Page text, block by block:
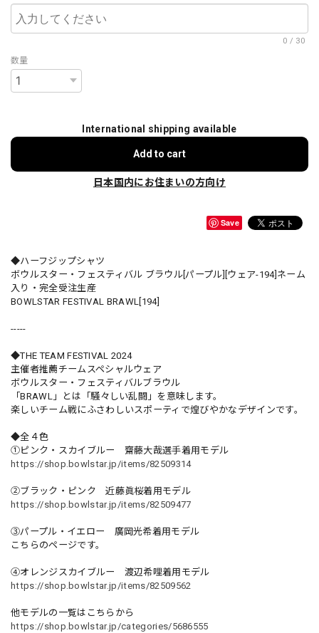
0 / 30
数量
International shipping available
Add to cart
日本国内にお住まいの方向け
Save
◆ハーフジップシャツ
ボウルスター・フェスティバル ブラウル[パープル][ウェア-194]ネーム
入り・完全受注生産
BOWLSTAR FESTIVAL BRAWL[194]
-----
◆THE TEAM FESTIVAL 2024
主催者推薦チームスペシャルウェア
ボウルスター・フェスティバルブラウル
「BRAWL」とは「騒々しい乱闘」を意味します。
楽しいチーム戦にふさわしいスポーティで煌びやかなデザインです。
◆全４色
①ピンク・スカイブルー 齋藤大哉選手着用モデル
https://shop.bowlstar.jp/items/82509314
②ブラック・ピンク 近藤眞桜着用モデル
https://shop.bowlstar.jp/items/82509477
③パープル・イエロー 廣岡光希着用モデル
こちらのページです。
④オレンジスカイブルー 渡辺希哩着用モデル
https://shop.bowlstar.jp/items/82509562
他モデルの一覧はこちらから
https://shop.bowlstar.jp/categories/5686555